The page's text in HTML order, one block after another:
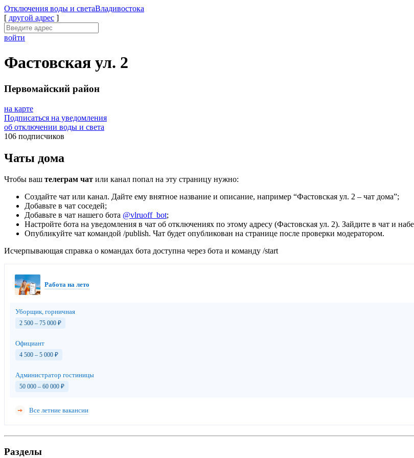
Отключения воды и светаВладивостока
[ другой адрес ]
войти
Фастовская ул. 2
Первомайский район
на карте
Подписаться на уведомления
об отключении воды и света
106 подписчиков
Чаты дома
Чтобы ваш телеграм чат или канал попал на эту страницу нужно:
Создайте чат или канал. Дайте ему внятное название и описание, например “Фастовская ул. 2 – чат дома”;
Добавьте в чат соседей;
Добавьте в чат нашего бота @vlruoff_bot;
Настройте бота на уведомления в чат об отключениях по этому адресу (Фастовская ул. 2). Зайдите в чат и
Опубликуйте чат командой /publish. Чат будет опубликован на странице после проверки модератором.
Исчерпывающая справка о командах бота доступна через бота и команду /start
Работа на лето
Уборщик, горничная
2 500 – 75 000 ₽
Официант
4 500 – 5 000 ₽
Администратор гостиницы
50 000 – 60 000 ₽
Все летние вакансии
Разделы